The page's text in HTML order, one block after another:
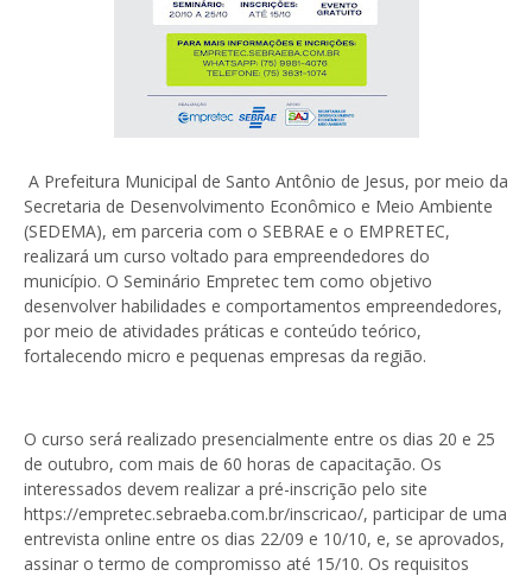
A Prefeitura Municipal de Santo Antônio de Jesus, por meio da
Secretaria de Desenvolvimento Econômico e Meio Ambiente
(SEDEMA), em parceria com o SEBRAE e o EMPRETEC,
realizará um curso voltado para empreendedores do
município. O Seminário Empretec tem como objetivo
desenvolver habilidades e comportamentos empreendedores,
por meio de atividades práticas e conteúdo teórico,
fortalecendo micro e pequenas empresas da região.
O curso será realizado presencialmente entre os dias 20 e 25
de outubro, com mais de 60 horas de capacitação. Os
interessados devem realizar a pré-inscrição pelo site
https://empretec.sebraeba.com.br/inscricao/, participar de uma
entrevista online entre os dias 22/09 e 10/10, e, se aprovados,
assinar o termo de compromisso até 15/10. Os requisitos